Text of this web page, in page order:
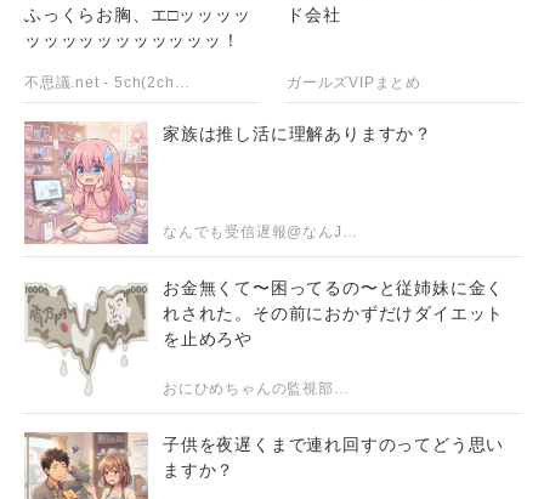
ふっくらお胸、エ□ッッッッ
ッッッッッッッッッッッ！
ド会社
ガールズVIPまとめ
家族は推し活に理解ありますか？
なんでも受信遅報@なんJ・おんJまとめ
お金無くて〜困ってるの〜と従姉妹に金く
れされた。その前におかずだけダイエット
を止めろや
おにひめちゃんの監視部屋-生活まとめ・ニュース・面白ネタのシェアサイト-
子供を夜遅くまで連れ回すのってどう思い
ますか？